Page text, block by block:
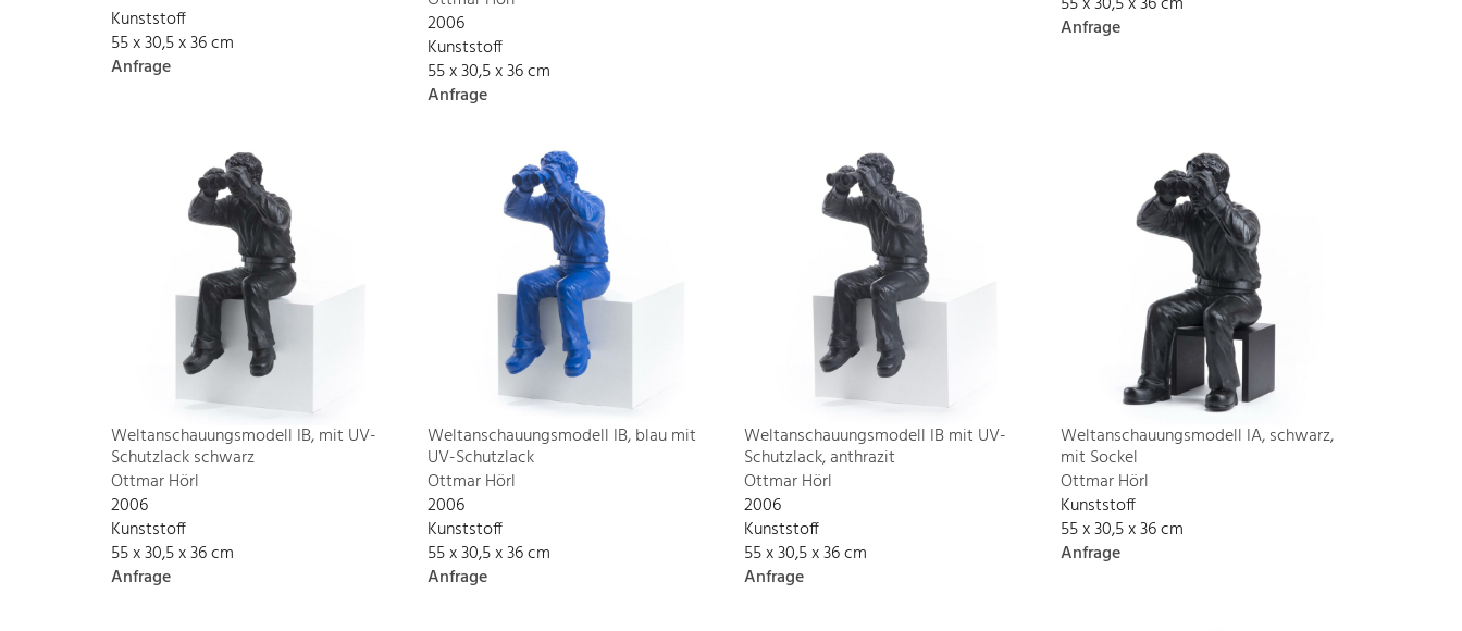
Kunststoff
55 x 30,5 x 36 cm
Anfrage
2006
Kunststoff
55 x 30,5 x 36 cm
Anfrage
Anfrage
Weltanschauungsmodell IB, mit UV-
Schutzlack schwarz
Ottmar Hörl
2006
Kunststoff
55 x 30,5 x 36 cm
Anfrage
Weltanschauungsmodell IB, blau mit
UV-Schutzlack
Ottmar Hörl
2006
Kunststoff
55 x 30,5 x 36 cm
Anfrage
Weltanschauungsmodell IB mit UV-
Schutzlack, anthrazit
Ottmar Hörl
2006
Kunststoff
55 x 30,5 x 36 cm
Anfrage
Weltanschauungsmodell IA, schwarz,
mit Sockel
Ottmar Hörl
Kunststoff
55 x 30,5 x 36 cm
Anfrage